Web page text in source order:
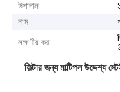
উপাদান
নাম
লক্ষণীয় করা:
ফিল্টার জন্য মাল্টিপল উদ্দেশ্য